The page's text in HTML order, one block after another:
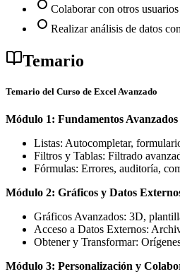
Colaborar con otros
Realizar análisis de datos
Temario
Temario del Curso de Excel Avanzado
Módulo 1: Fundamentos Avanzados
Listas: Autocompletar,
Filtros y Tablas: Filtrado
Fórmulas: Errores, auditoría,
Módulo 2: Gráficos y Datos
Gráficos Avanzados: 3D,
Acceso a Datos Externos:
Obtener y Transformar:
Módulo 3: Personalización y